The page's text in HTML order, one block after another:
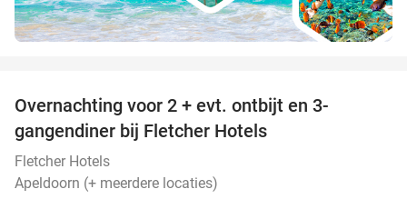
Overnachting voor 2 + evt. ontbijt en 3-
gangendiner bij Fletcher Hotels
Fletcher Hotels
Apeldoorn (+ meerdere locaties)